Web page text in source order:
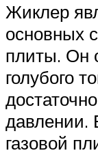
Жиклер
основных
плиты. Он
голубого
давлении.
газовой